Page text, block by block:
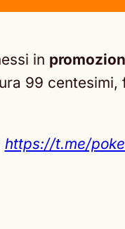
in
99 centesimi,
https://t.me/